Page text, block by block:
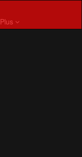
Plus